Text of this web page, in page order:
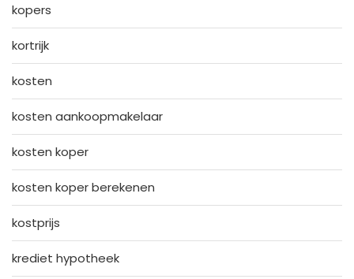
kopers
kortrijk
kosten
kosten aankoopmakelaar
kosten koper
kosten koper berekenen
kostprijs
krediet hypotheek